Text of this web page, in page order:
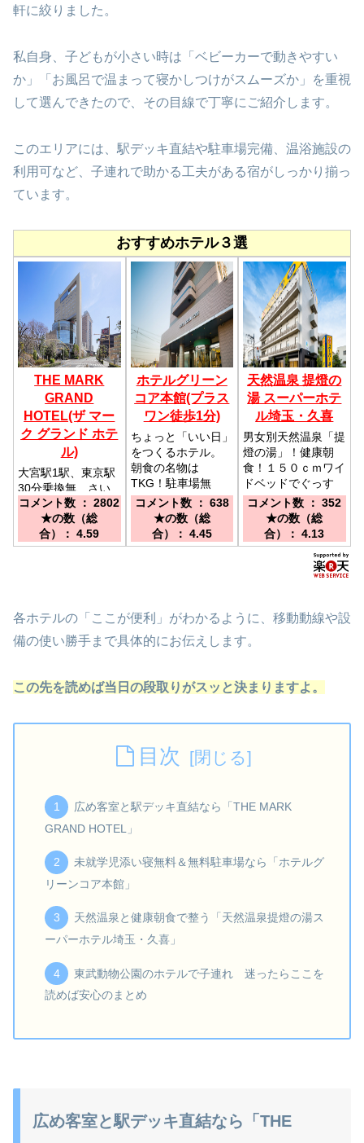
軒に絞りました。
私自身、子どもが小さい時は「ベビーカーで動きやすい
か」「お風呂で温まって寝かしつけがスムーズか」を重視
して選んできたので、その目線で丁寧にご紹介します。
このエリアには、駅デッキ直結や駐車場完備、温浴施設の
利用可など、子連れで助かる工夫がある宿がしっかり揃っ
ています。
おすすめホテル３選
THE MARK
GRAND
HOTEL(ザ マー
ク グランド ホテ
ル)
大宮駅1駅、東京駅
30分乗換無、さい
たま新都心駅・スー
パーアリーナ直通デ
ッキすぐ、有料駐車
場完備／大宮駅から
に徒歩約10分(歩行
者デッキ直通）
コメント数 ： 2802
★の数（総
合）： 4.59
ホテルグリーン
コア本館(プラス
ワン徒歩1分)
ちょっと「いい日」
をつくるホテル。
朝食の名物は
TKG！駐車場無
料！／東武日光線幸
手駅東口より徒歩約
15分 JR宇都宮
線・東武伊勢崎線久
コメント数 ： 638
★の数（総
合）： 4.45
天然温泉 提燈の
湯 スーパーホテ
ル埼玉・久喜
男女別天然温泉「提
燈の湯」！健康朝
食！１５０ｃｍワイ
ドベッドでぐっす
り！／ＪＲ久喜駅西
口より徒歩約10
分！東北自動車道
「久喜IC」より車で
コメント数 ： 352
★の数（総
合）： 4.13
各ホテルの「ここが便利」がわかるように、移動動線や設
備の使い勝手まで具体的にお伝えします。
この先を読めば当日の段取りがスッと決まりますよ。
目次
広め客室と駅デッキ直結なら「THE MARK
GRAND HOTEL」
未就学児添い寝無料＆無料駐車場なら「ホテルグ
リーンコア本館」
天然温泉と健康朝食で整う「天然温泉提燈の湯ス
ーパーホテル埼玉・久喜」
東武動物公園のホテルで子連れ 迷ったらここを
読めば安心のまとめ
広め客室と駅デッキ直結なら「THE